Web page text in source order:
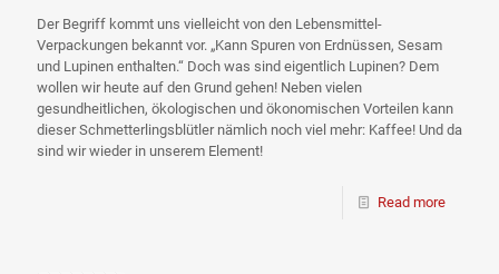
Der Begriff kommt uns vielleicht von den Lebensmittel-
Verpackungen bekannt vor. „Kann Spuren von Erdnüssen, Sesam
und Lupinen enthalten.“ Doch was sind eigentlich Lupinen? Dem
wollen wir heute auf den Grund gehen! Neben vielen
gesundheitlichen, ökologischen und ökonomischen Vorteilen kann
dieser Schmetterlingsblütler nämlich noch viel mehr: Kaffee! Und da
sind wir wieder in unserem Element!
Read more